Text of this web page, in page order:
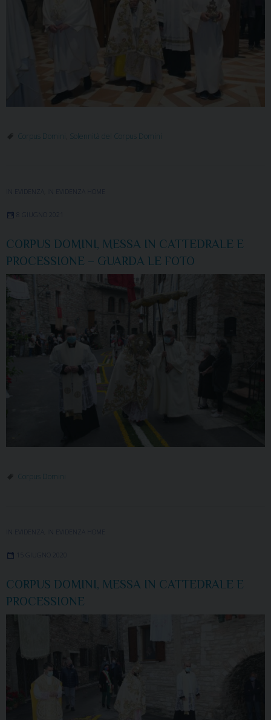
Corpus Domini Solennità del Corpus Domini
IN EVIDENZA IN EVIDENZA HOME
CORPUS DOMINI, MESSA IN CATTEDRALE E
PROCESSIONE – GUARDA LE FOTO
Corpus Domini
IN EVIDENZA IN EVIDENZA HOME
CORPUS DOMINI, MESSA IN CATTEDRALE E
PROCESSIONE